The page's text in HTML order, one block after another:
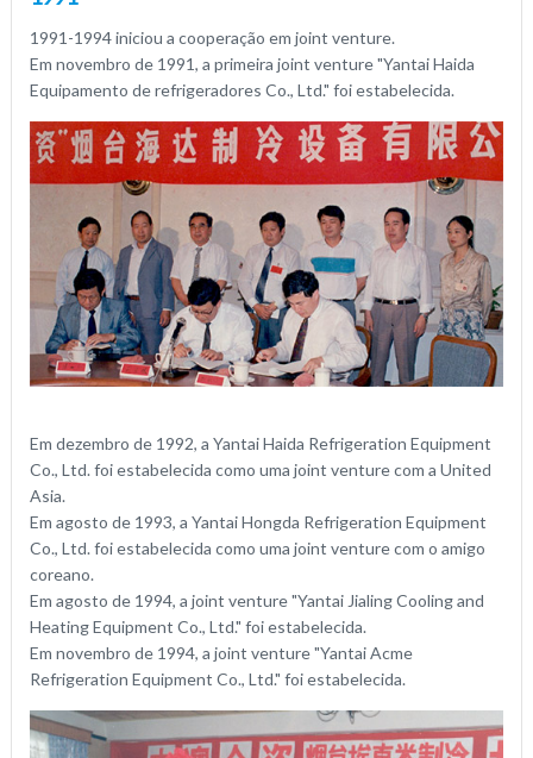
1991-1994 iniciou a cooperação em joint venture.
Em novembro de 1991, a primeira joint venture "Yantai Haida
Equipamento de refrigeradores Co., Ltd." foi estabelecida.
Em dezembro de 1992, a Yantai Haida Refrigeration Equipment
Co., Ltd. foi estabelecida como uma joint venture com a United
Asia.
Em agosto de 1993, a Yantai Hongda Refrigeration Equipment
Co., Ltd. foi estabelecida como uma joint venture com o amigo
coreano.
Em agosto de 1994, a joint venture "Yantai Jialing Cooling and
Heating Equipment Co., Ltd." foi estabelecida.
Em novembro de 1994, a joint venture "Yantai Acme
Refrigeration Equipment Co., Ltd." foi estabelecida.